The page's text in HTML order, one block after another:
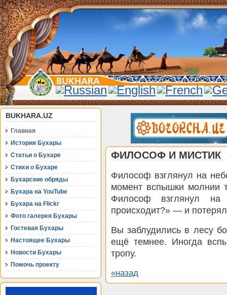
BUKHARA.UZ
Главная
История Бухары
Статьи о Бухаре
Стихи о Бухаре
Бухарские обряды
Бухара на YouTube
Бухара на Flickr
Фото галерея Бухары
Гостевая Бухары
Настоящее Бухары
Новости Бухары
Помочь проекту
ФИЛОСОФ И МИСТИК
Философ взглянул на
момент вспышки молнии
Философ взглянул
происходит?» — и
Вы заблудились в лесу
ещё темнее. Иногда
тропу.
«назад